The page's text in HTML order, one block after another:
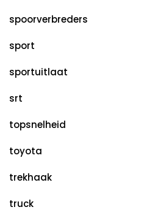
spoorverbreders
sport
sportuitlaat
srt
topsnelheid
toyota
trekhaak
truck